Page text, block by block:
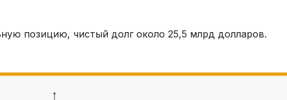
позицию, чистый долг около 25,5 млрд долларов.